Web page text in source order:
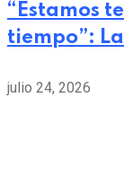
“Estamos
tiempo”:
julio 24, 2026